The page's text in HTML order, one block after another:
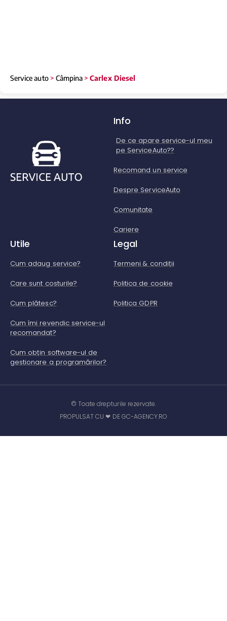
Service auto> Câmpina >Carlex Diesel
Info
De ce apare service-ul meu
pe ServiceAuto??
Recomand un service
Despre ServiceAuto
Comunitate
Cariere
Utile
Cum adaug service?
Care sunt costurile?
Cum plătesc?
Cum îmi revendic service-ul
recomandat?
Cum obțin software-ul de
gestionare a programărilor?
Legal
Termeni & condiții
Politica de cookie
Politica GDPR
© Toate drepturile rezervate.
PROPULSAT CU ❤ DE GC-AGENCY.RO